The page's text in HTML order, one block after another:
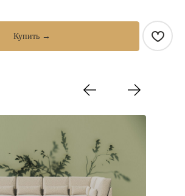
Купить →